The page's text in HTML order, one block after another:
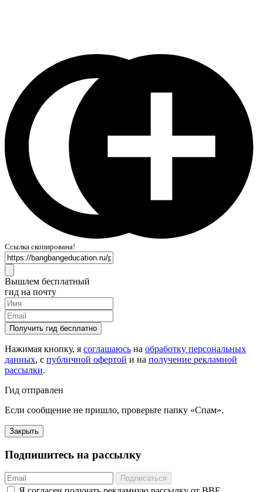
Ссылка скопирована!
Вышлем бесплатный
гид на почту
Получить гид бесплатно
Нажимая кнопку, я соглашаюсь на обработку персональных
данных, с публичной офертой и на получение рекламной
рассылки.
Гид отправлен
Если сообщение не пришло, проверьте папку «Спам».
Закрыть
Подпишитесь на рассылку
Подписаться